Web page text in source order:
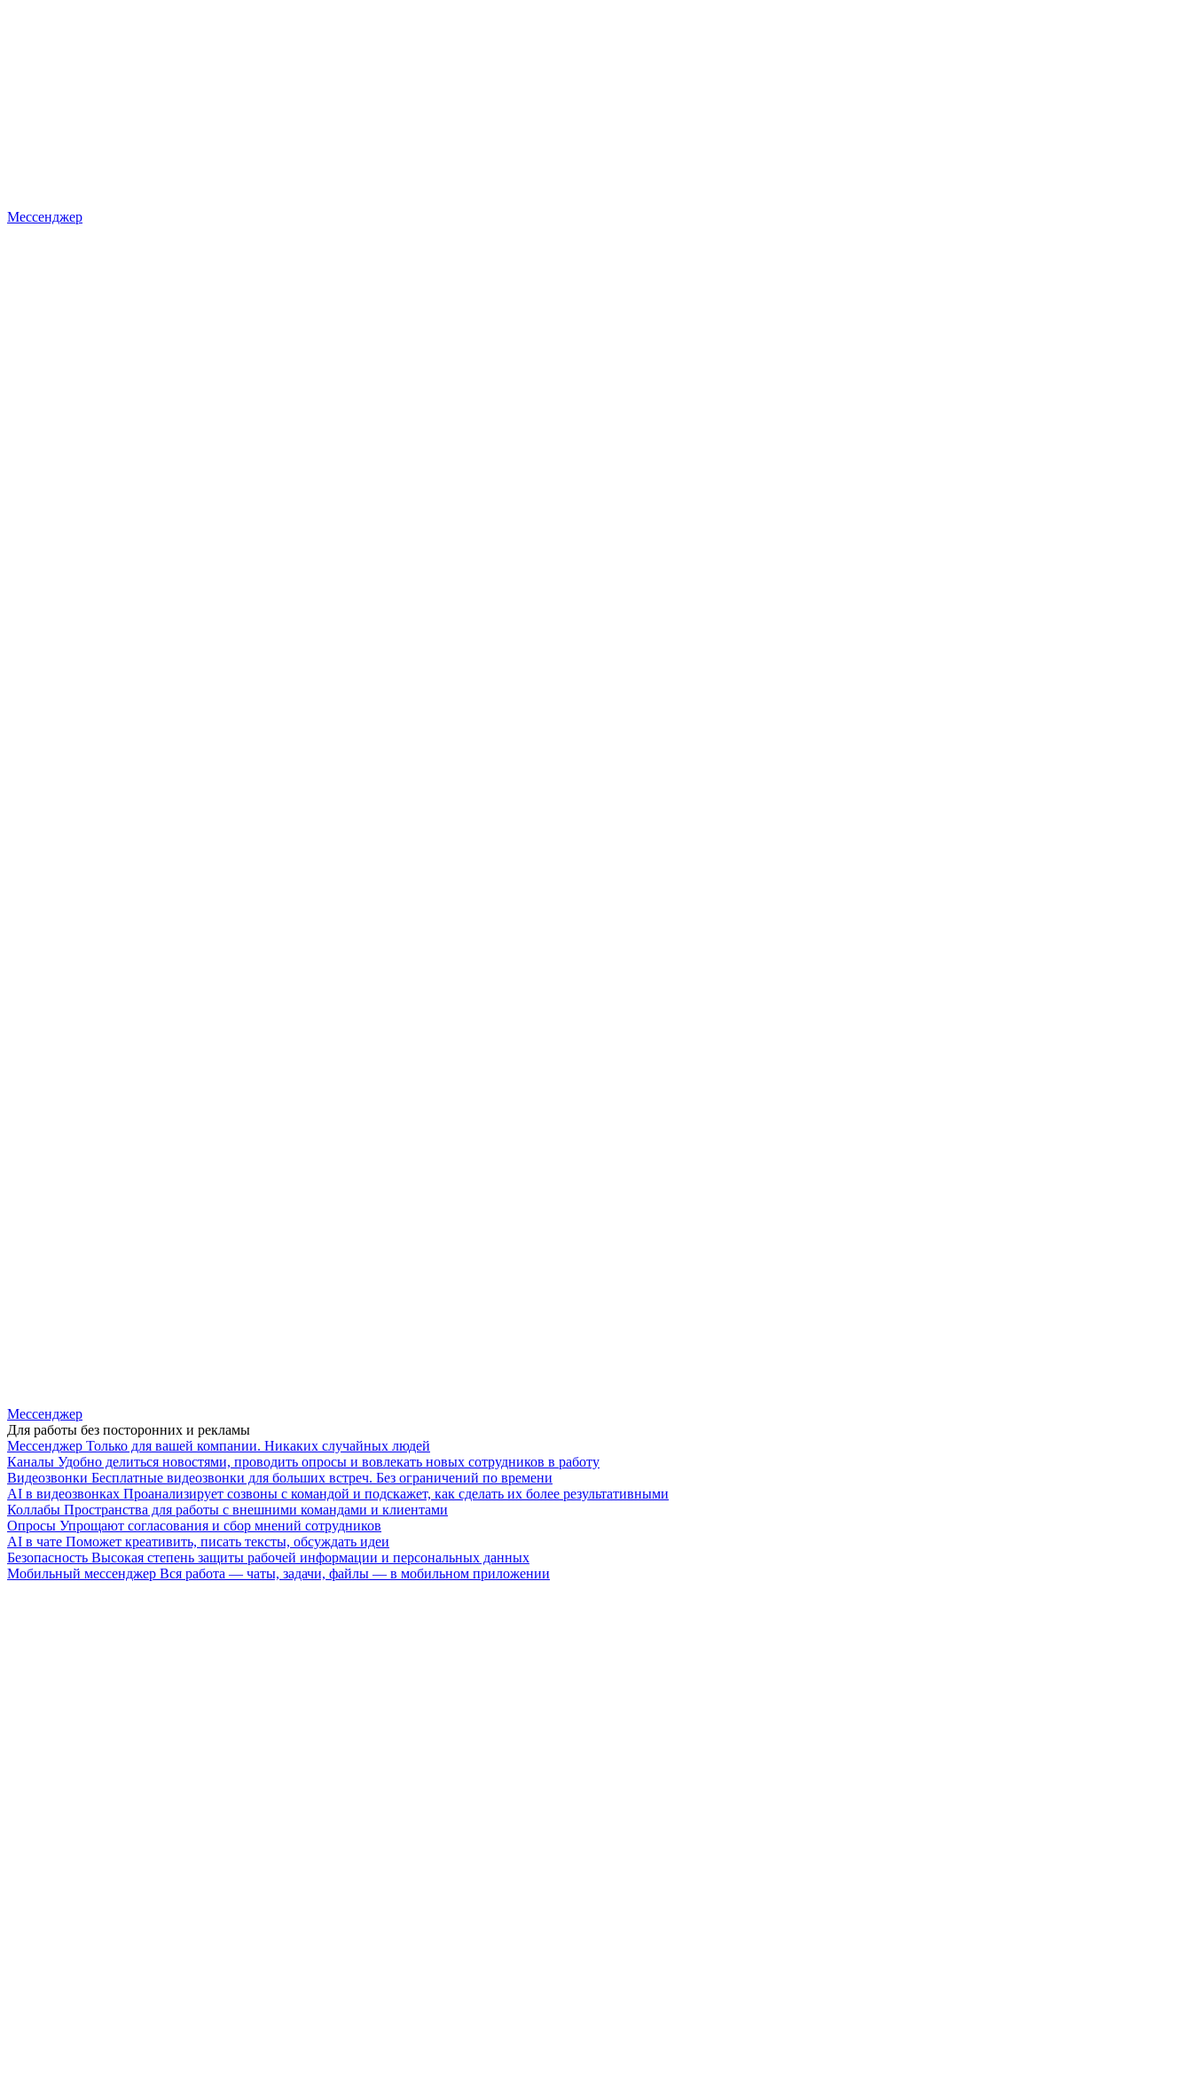
Мессенджер
Мессенджер
Для работы без посторонних и рекламы
Мессенджер Только для вашей компании. Никаких случайных людей
Каналы Удобно делиться новостями, проводить опросы и вовлекать новых сотрудников в работу
Видеозвонки Бесплатные видеозвонки для больших встреч. Без ограничений по времени
AI в видеозвонках Проанализирует созвоны с командой и подскажет, как сделать их более результативными
Коллабы Пространства для работы с внешними командами и клиентами
Опросы Упрощают согласования и сбор мнений сотрудников
AI в чате Поможет креативить, писать тексты, обсуждать идеи
Безопасность Высокая степень защиты рабочей информации и персональных данных
Мобильный мессенджер Вся работа — чаты, задачи, файлы — в мобильном приложении